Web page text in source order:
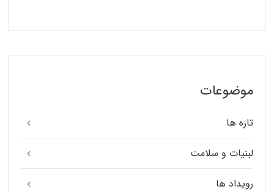
موضوعات
تازه ها
لبنیات و سلامت
رویداد ها